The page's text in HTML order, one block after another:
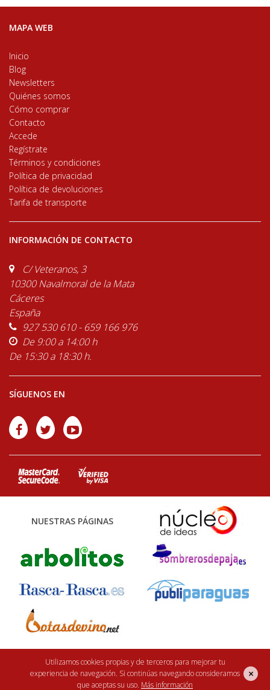
Utilizamos cookies propias y de terceros para mejorar tu
experiencia de navegación. Si continúas navegando consideramos
que aceptas su uso. Más información
×
MAPA WEB
Inicio
Blog
Newsletters
Quiénes somos
Cómo comprar
Contacto
Accede
Regístrate
Términos y condiciones
Política de privacidad
Política de devoluciones
Tarifa de transporte
INFORMACIÓN DE CONTACTO
C/ Veteranos, 3
10300 Navalmoral de la Mata
Cáceres
España
927 530 610 - 659 166 976
De 9:00 a 14:00 h
De 15:30 a 18:30 h.
SÍGUENOS EN
NUESTRAS PÁGINAS
Finca Casarejo 2026. Núcleo Zoológico: 122CC0001. Desarrollo web:
<Rebuilding ideas/>